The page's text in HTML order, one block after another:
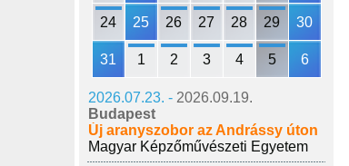
24 25 26 27 28 29 30
31 1 2 3 4 5 6
2026.07.23. - 2026.09.19.
Budapest
Új aranyszobor az Andrássy úton
Magyar Képzőművészeti Egyetem